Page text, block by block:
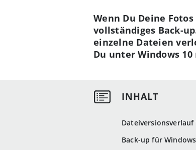
Back-up für
Wenn Du Deine
vollständiges Back-
einzelne Dateien
Du unter Windows